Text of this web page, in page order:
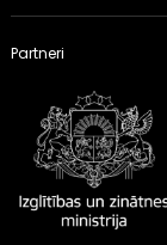
Partneri